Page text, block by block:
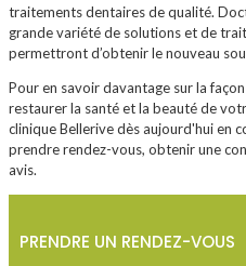
traitements dentaires de qualité.
grande variété de solutions et de
permettront d’obtenir le nouveau
Pour en savoir davantage sur la
restaurer la santé et la beauté de
clinique Bellerive dès aujourd'hui
prendre rendez-vous, obtenir une
avis.
PRENDRE UN RENDEZ-VOUS